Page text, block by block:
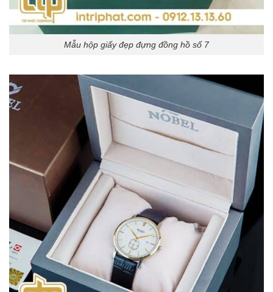
Mẫu hộp giấy đẹp đựng đồng hồ số 7